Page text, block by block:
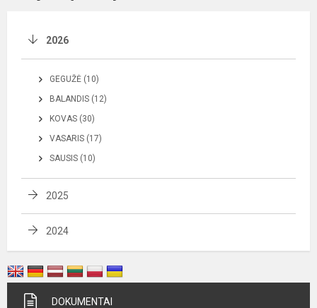
2026
GEGUŽĖ (10)
BALANDIS (12)
KOVAS (30)
VASARIS (17)
SAUSIS (10)
2025
2024
DOKUMENTAI